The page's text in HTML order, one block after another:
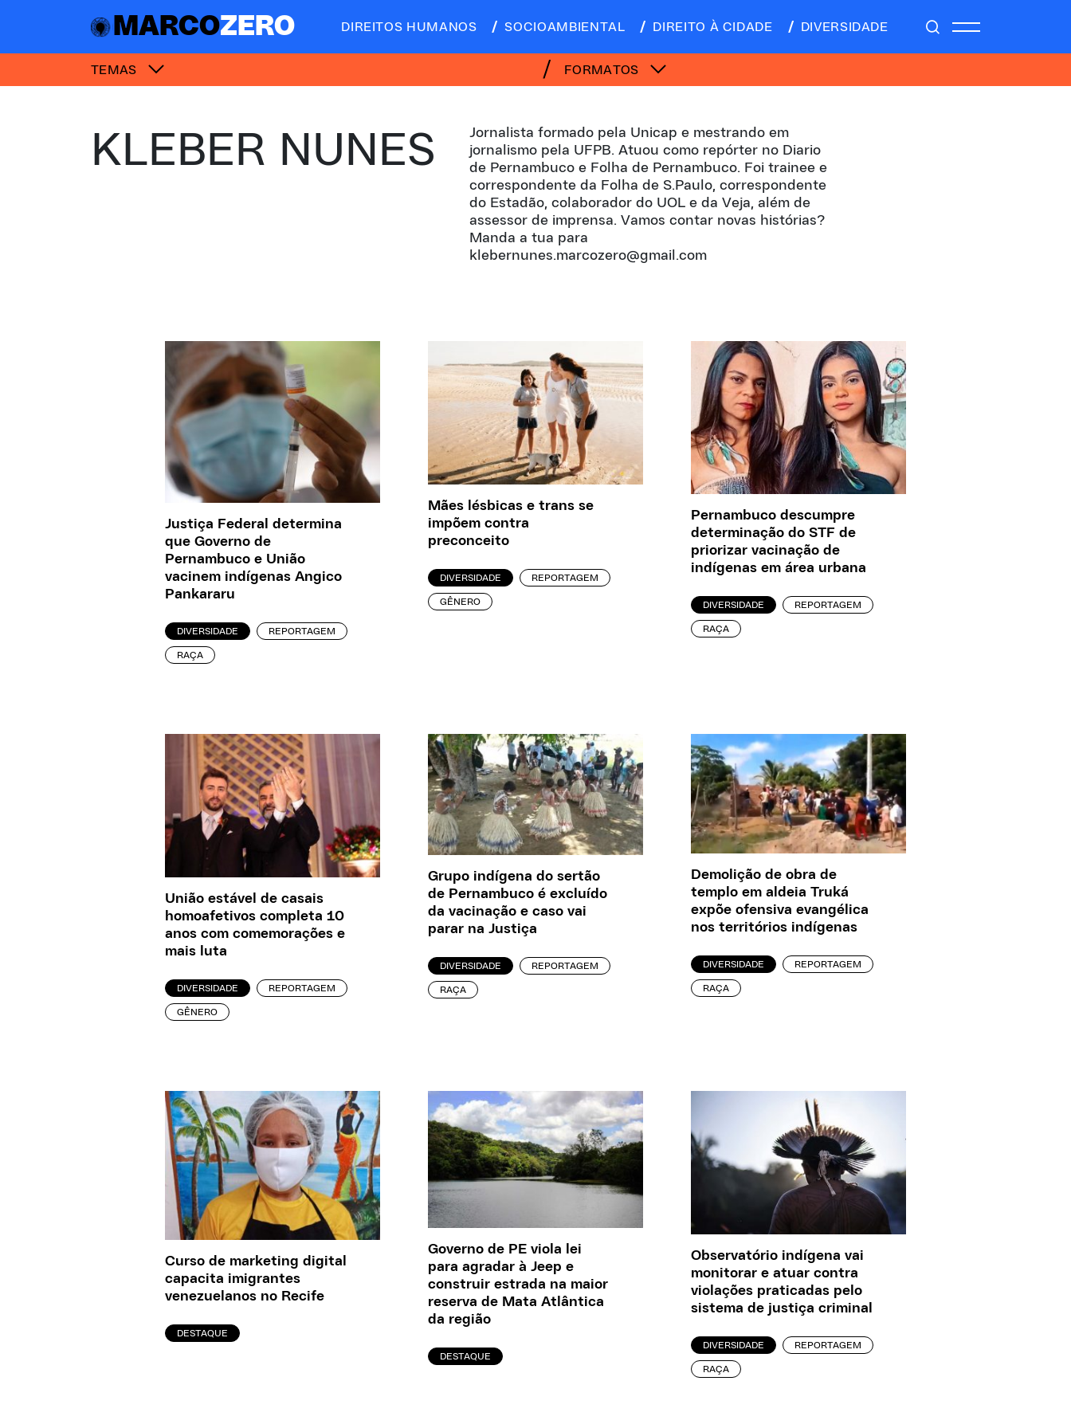
MARCOZERO DIREITOS HUMANOS SOCIOAMBIENTAL DIREITO À CIDADE DIVERSIDADE
TEMAS FORMATOS
KLEBER NUNES
Jornalista formado pela Unicap e mestrando em
jornalismo pela UFPB. Atuou como repórter no Diario
de Pernambuco e Folha de Pernambuco. Foi trainee e
correspondente da Folha de S.Paulo, correspondente
do Estadão, colaborador do UOL e da Veja, além de
assessor de imprensa. Vamos contar novas histórias?
Manda a tua para
klebernunes.marcozero@gmail.com
Justiça Federal determina
que Governo de
Pernambuco e União
vacinem indígenas Angico
Pankararu
DIVERSIDADE REPORTAGEM
RAÇA
Mães lésbicas e trans se
impõem contra
preconceito
DIVERSIDADE REPORTAGEM
GÊNERO
Pernambuco descumpre
determinação do STF de
priorizar vacinação de
indígenas em área urbana
DIVERSIDADE REPORTAGEM
RAÇA
União estável de casais
homoafetivos completa 10
anos com comemorações e
mais luta
DIVERSIDADE REPORTAGEM
GÊNERO
Grupo indígena do sertão
de Pernambuco é excluído
da vacinação e caso vai
parar na Justiça
DIVERSIDADE REPORTAGEM
RAÇA
Demolição de obra de
templo em aldeia Truká
expõe ofensiva evangélica
nos territórios indígenas
DIVERSIDADE REPORTAGEM
RAÇA
Curso de marketing digital
capacita imigrantes
venezuelanos no Recife
DESTAQUE
Governo de PE viola lei
para agradar à Jeep e
construir estrada na maior
reserva de Mata Atlântica
da região
DESTAQUE
Observatório indígena vai
monitorar e atuar contra
violações praticadas pelo
sistema de justiça criminal
DIVERSIDADE REPORTAGEM
RAÇA